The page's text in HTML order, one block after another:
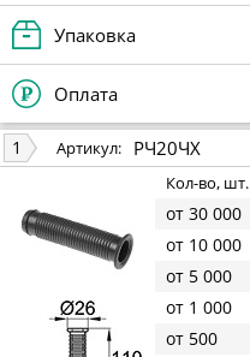
Упаковка
Оплата
1 Артикул: РЧ20ЧХ
Кол-во, шт.
от 30 000
от 10 000
от 5 000
от 1 000
от 500